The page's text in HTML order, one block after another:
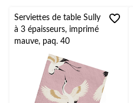
Serviettes de table Sully
à 3 épaisseurs, imprimé
mauve, paq. 40